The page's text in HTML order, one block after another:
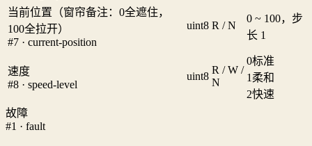
当前位置（窗帘备注：0全遮住，
100全拉开）
#7 · current-position
uint8 R / N
0 ~ 100，步
长 1
速度
#8 · speed-level
uint8
R / W /
N
0标准
1 柔和
2快速
故障
#1 · fault